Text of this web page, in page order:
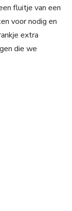
fluitje van een
voor nodig en
extra
die we